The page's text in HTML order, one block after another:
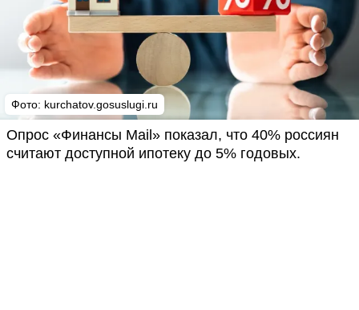
Фото: kurchatov.gosuslugi.ru
Опрос «Финансы Mail» показал, что 40% россиян
считают доступной ипотеку до 5% годовых.